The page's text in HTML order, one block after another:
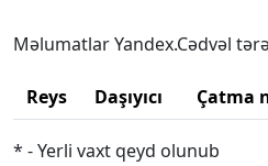
Məlumatlar Yandex.Cədvəl
Reys Daşıyıcı Çatma
* - Yerli vaxt qeyd olunub